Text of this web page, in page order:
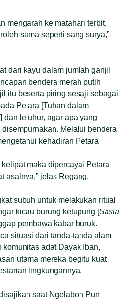
mengarah ke matahari terbit,
sama seperti sang surya,”
dari kayu dalam jumlah ganjil
bendera merah putih
itu beserta piring sesaji sebagai
Petara [Tuhan dalam
dan leluhur, agar apa yang
Melalui bendera
kehadiran Petara
kelipat maka dipercayai Petara
asalnya,” jelas Regang.
subuh untuk melakukan ritual
kicau burung ketupung [Sasia
pembawa kabar buruk.
situasi dari tanda-tanda alam
komunitas adat Dayak Iban,
utama mereka begitu kuat
lingkungannya.
saat Ngelaboh Pun